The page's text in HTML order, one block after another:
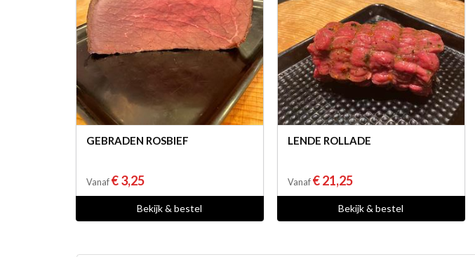
GEBRADEN ROSBIEF
Vanaf € 3,25
Bekijk & bestel
LENDE ROLLADE
Vanaf € 21,25
Bekijk & bestel